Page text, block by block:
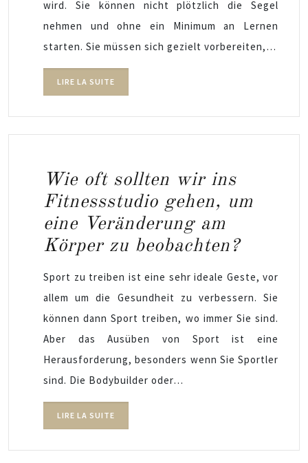
wird. Sie können nicht plötzlich die Segel
nehmen und ohne ein Minimum an Lernen
starten. Sie müssen sich gezielt vorbereiten,…
LIRE LA SUITE
Wie oft sollten wir ins
Fitnessstudio gehen, um
eine Veränderung am
Körper zu beobachten?
Sport zu treiben ist eine sehr ideale Geste, vor
allem um die Gesundheit zu verbessern. Sie
können dann Sport treiben, wo immer Sie sind.
Aber das Ausüben von Sport ist eine
Herausforderung, besonders wenn Sie Sportler
sind. Die Bodybuilder oder…
LIRE LA SUITE